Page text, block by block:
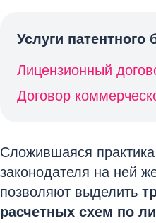
Услуги патентного
Лицензионный
Договор
Сложившаяся
законодателя на ней
позволяют выделить
расчетных схем по